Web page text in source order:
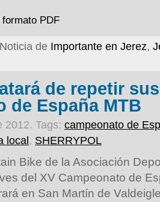
PDF
Noticia de Importante en Jerez,
de repetir
de España MTB
2012. Tags: campeonato de
local , SHERRYPOL
Bike de la Asociación
del XV Campeonato de
en San Martín de